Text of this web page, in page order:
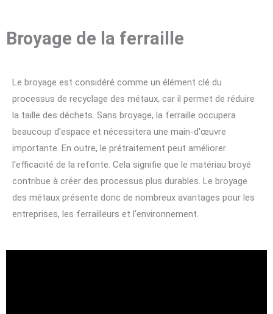
Broyage de la ferraille
Le broyage est considéré comme un élément clé du
processus de recyclage des métaux, car il permet de réduire
la taille des déchets. Sans broyage, la ferraille occupera
beaucoup d'espace et nécessitera une main-d'œuvre
importante. En outre, le prétraitement peut améliorer
l'efficacité de la refonte. Cela signifie que le matériau broyé
contribue à créer des processus plus durables. Le broyage
des métaux présente donc de nombreux avantages pour les
entreprises, les ferrailleurs et l'environnement.